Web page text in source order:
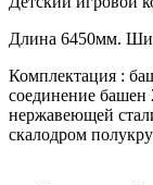
Длина 6450мм.
Комплектация :
соединение башен
нержавеющей
скалодром